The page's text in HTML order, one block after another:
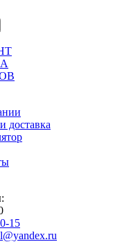
доставка
15